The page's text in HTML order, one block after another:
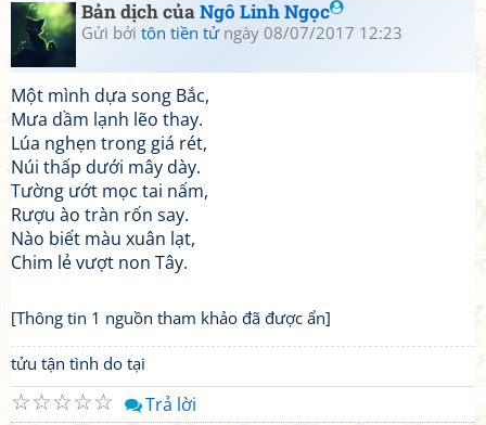
Bản dịch củaNgô Linh Ngọc
Gửi bởi tôn tiền tửngày 08/07/2017 12:23
Một mình dựa song Bắc,
Mưa dầm lạnh lẽo thay.
Lúa nghẹn trong giá rét,
Núi thấp dưới mây dày.
Tường ướt mọc tai nấm,
Rượu ào tràn rốn say.
Nào biết màu xuân lạt,
Chim lẻ vượt non Tây.
[Thông tin 1 nguồn tham khảo đã được ẩn]
tửu tận tình do tại
☆
☆
☆
☆
☆ Trả lời